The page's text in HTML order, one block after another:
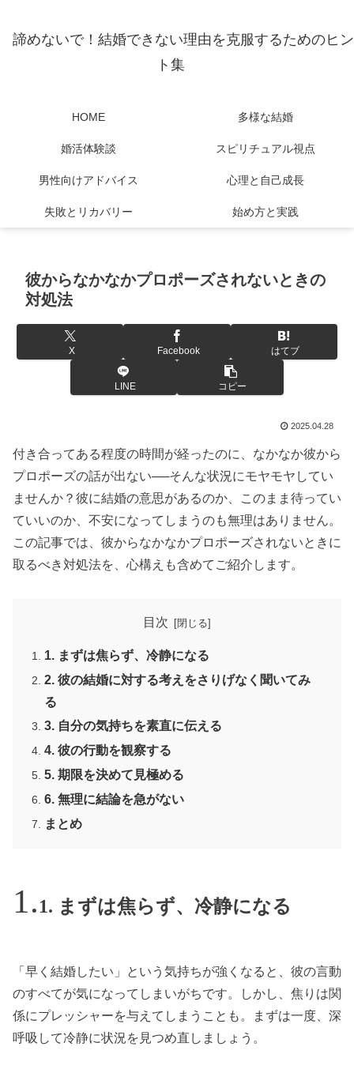
諦めないで！結婚できない理由を克服するためのヒン
ト集
HOME 多様な結婚
婚活体験談 スピリチュアル視点
男性向けアドバイス 心理と自己成長
失敗とリカバリー 始め方と実践
彼からなかなかプロポーズされないときの
対処法
X Facebook はてブ
LINE コピー
2025.04.28
付き合ってある程度の時間が経ったのに、なかなか彼から
プロポーズの話が出ない──そんな状況にモヤモヤしてい
ませんか？彼に結婚の意思があるのか、このまま待ってい
ていいのか、不安になってしまうのも無理はありません。
この記事では、彼からなかなかプロポーズされないときに
取るべき対処法を、心構えも含めてご紹介します。
目次
1. まずは焦らず、冷静になる
2. 彼の結婚に対する考えをさりげなく聞いてみ
る
3. 自分の気持ちを素直に伝える
4. 彼の行動を観察する
5. 期限を決めて見極める
6. 無理に結論を急がない
まとめ
1. まずは焦らず、冷静になる
「早く結婚したい」という気持ちが強くなると、彼の言動
のすべてが気になってしまいがちです。しかし、焦りは関
係にプレッシャーを与えてしまうことも。まずは一度、深
呼吸して冷静に状況を見つめ直しましょう。